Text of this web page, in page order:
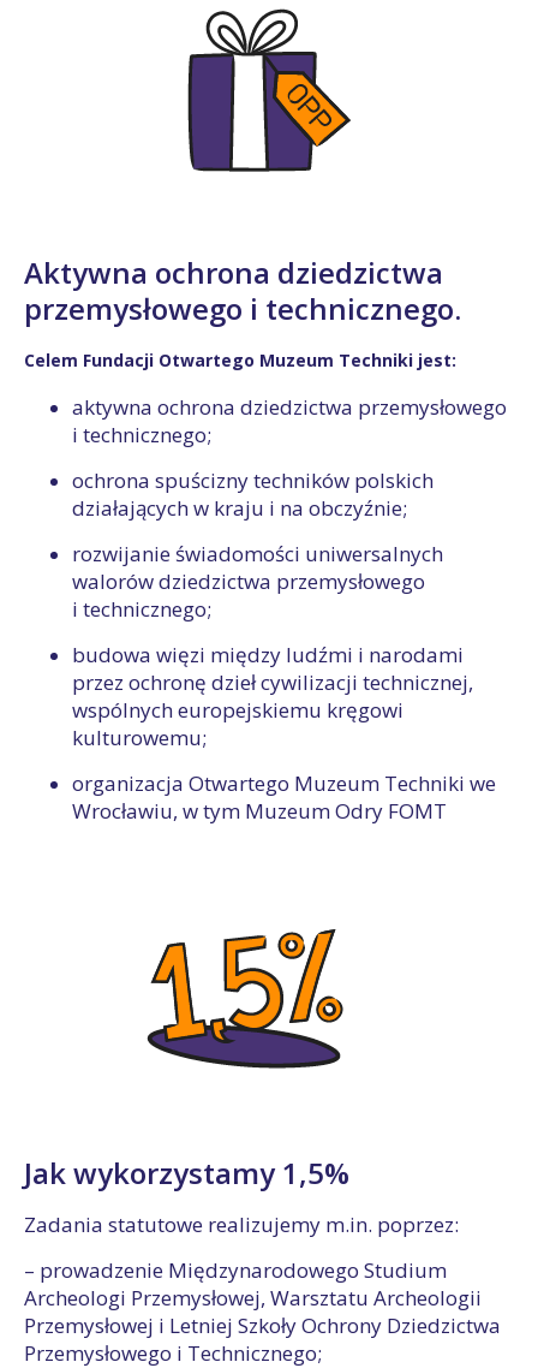
Aktywna ochrona dziedzictwa
przemysłowego i technicznego.
Celem Fundacji Otwartego Muzeum Techniki jest:
aktywna ochrona dziedzictwa przemysłowego
i technicznego;
ochrona spuścizny techników polskich
działających w kraju i na obczyźnie;
rozwijanie świadomości uniwersalnych
walorów dziedzictwa przemysłowego
i technicznego;
budowa więzi między ludźmi i narodami
przez ochronę dzieł cywilizacji technicznej,
wspólnych europejskiemu kręgowi
kulturowemu;
organizacja Otwartego Muzeum Techniki we
Wrocławiu, w tym Muzeum Odry FOMT
Jak wykorzystamy 1,5%
Zadania statutowe realizujemy m.in. poprzez:
– prowadzenie Międzynarodowego Studium
Archeologi Przemysłowej, Warsztatu Archeologii
Przemysłowej i Letniej Szkoły Ochrony Dziedzictwa
Przemysłowego i Technicznego;